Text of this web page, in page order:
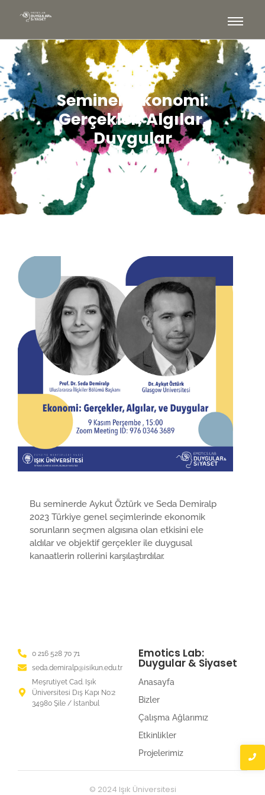
Seminer: Ekonomi:
Gerçekler, Algılar,
Duygular
9 Kasım 2023
Bu seminerde Aykut Öztürk ve Seda Demiralp
2023 Türkiye genel seçimlerinde ekonomik
sorunların seçmen algısına olan etkisini ele
aldılar ve objektif gerçekler ile duygusal
kanaatlerin rollerini karşılaştırdılar.
0 216 528 70 71
seda.demiralp@isikun.edu.tr
Meşrutiyet Cad. Işık
Üniversitesi Dış Kapı No:2
34980 Şile / İstanbul
Emotics Lab:
Duygular & Siyaset
Anasayfa
Bizler
Çalışma Ağlarımız
Etkinlikler
Projelerimiz
© 2024 Işık Üniversitesi